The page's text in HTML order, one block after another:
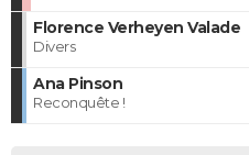
Florence Verheyen Valade
Divers
Ana Pinson
Reconquête !